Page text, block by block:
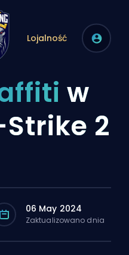
Lojalność
w
2
06 May 2024
Zaktualizowano dnia